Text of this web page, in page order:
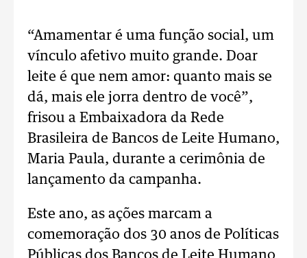
“Amamentar é uma função social, um
vínculo afetivo muito grande. Doar
leite é que nem amor: quanto mais se
dá, mais ele jorra dentro de você”,
frisou a Embaixadora da Rede
Brasileira de Bancos de Leite Humano,
Maria Paula, durante a cerimônia de
lançamento da campanha.
Este ano, as ações marcam a
comemoração dos 30 anos de Políticas
Públicas dos Bancos de Leite Humano